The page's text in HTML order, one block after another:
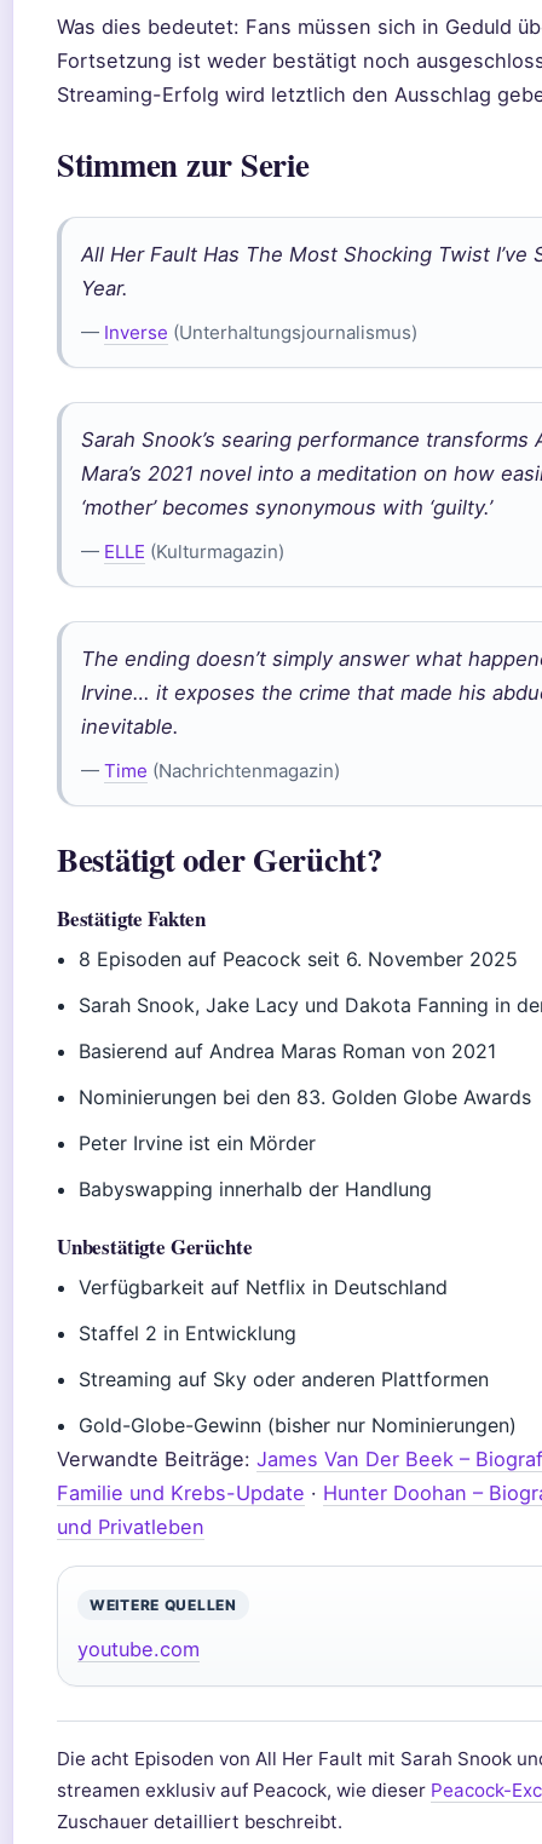
Was dies bedeutet: Fans müssen sich in Geduld
Fortsetzung ist weder bestätigt noch
Streaming-Erfolg wird letztlich den Ausschlag
Stimmen zur Serie
All Her Fault Has The Most Shocking Twist I’ve
Year.
— Inverse (Unterhaltungsjournalismus)
Sarah Snook’s searing performance transforms
Mara’s 2021 novel into a meditation on how
‘mother’ becomes synonymous with ‘guilty.’
— ELLE (Kulturmagazin)
The ending doesn’t simply answer what
Irvine… it exposes the crime that made his
inevitable.
— Time (Nachrichtenmagazin)
Bestätigt oder Gerücht?
Bestätigte Fakten
8 Episoden auf Peacock seit 6. November 2025
Sarah Snook, Jake Lacy und Dakota Fanning in
Basierend auf Andrea Maras Roman von 2021
Nominierungen bei den 83. Golden Globe Awards
Peter Irvine ist ein Mörder
Babyswapping innerhalb der Handlung
Unbestätigte Gerüchte
Verfügbarkeit auf Netflix in Deutschland
Staffel 2 in Entwicklung
Streaming auf Sky oder anderen Plattformen
Gold-Globe-Gewinn (bisher nur Nominierungen)
Verwandte Beiträge: James Van Der Beek –
Familie und Krebs-Update · Hunter Doohan –
und Privatleben
WEITERE QUELLEN
youtube.com
Die acht Episoden von All Her Fault mit Sarah Snook
streamen exklusiv auf Peacock, wie dieser Peacock-
Zuschauer detailliert beschreibt.